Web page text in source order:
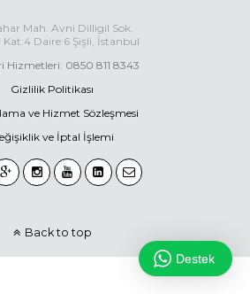
Mah. Avni Dilligil Sok.
Kat:4 Daire:6 Şişli, İstanbul
Hizmetleri: 0850 811 8343
Gizlilik Politikası
ve Hizmet Sözleşmesi
ve İptal İşlemi
Back to top
Destek